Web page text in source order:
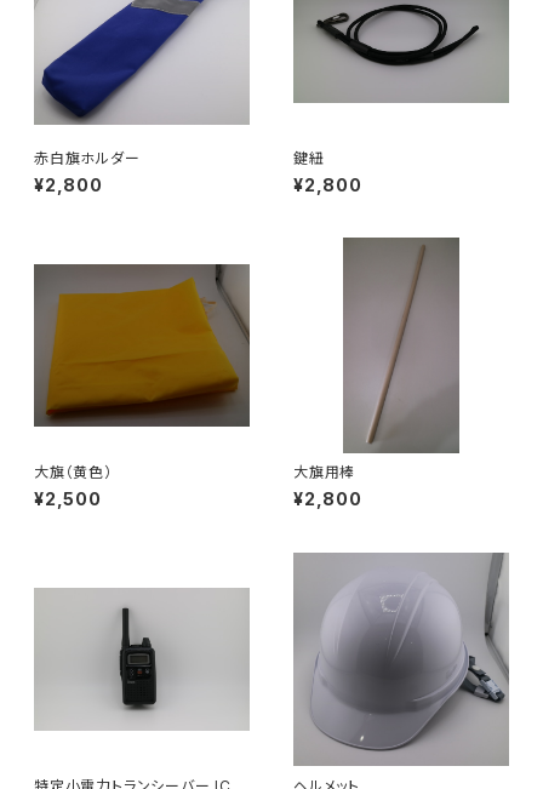
赤白旗ホルダー
¥2,800
鍵紐
¥2,800
大旗（黄色）
¥2,500
大旗用棒
¥2,800